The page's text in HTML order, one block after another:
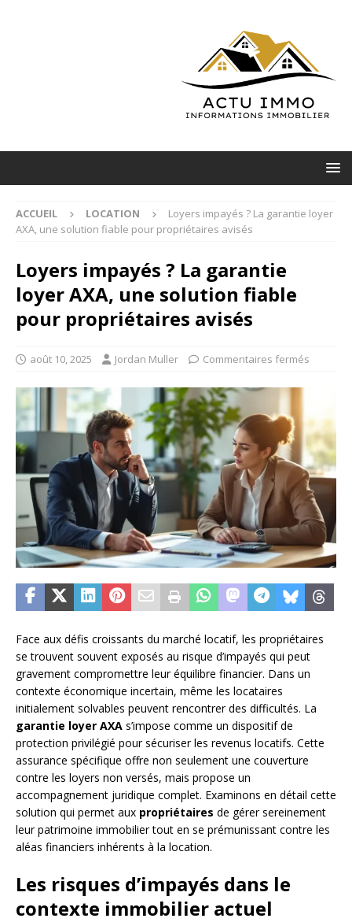
ACCUEIL LOCATION
Loyers impayés ? La garantie loyer
AXA, une solution fiable pour propriétaires avisés
Loyers impayés ? La garantie
loyer AXA, une solution fiable
pour propriétaires avisés
août 10, 2025 Jordan Muller Commentaires fermés
Face aux défis croissants du marché locatif, les propriétaires
se trouvent souvent exposés au risque d’impayés qui peut
gravement compromettre leur équilibre financier. Dans un
contexte économique incertain, même les locataires
initialement solvables peuvent rencontrer des difficultés. La
garantie loyer AXA s’impose comme un dispositif de
protection privilégié pour sécuriser les revenus locatifs. Cette
assurance spécifique offre non seulement une couverture
contre les loyers non versés, mais propose un
accompagnement juridique complet. Examinons en détail cette
solution qui permet aux propriétaires de gérer sereinement
leur patrimoine immobilier tout en se prémunissant contre les
aléas financiers inhérents à la location.
Les risques d’impayés dans le
contexte immobilier actuel